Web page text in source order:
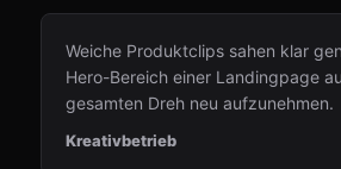
Weiche Produktclips sahen klar
Hero-Bereich einer Landingpage
gesamten Dreh neu aufzunehmen.
Kreativbetrieb